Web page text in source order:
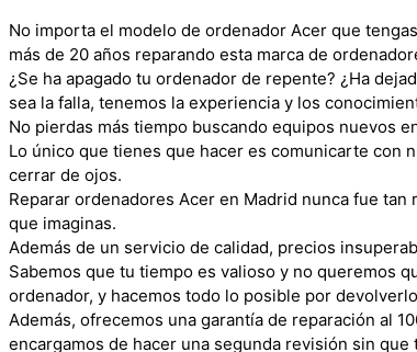
No importa el modelo de ordenador Acer que
más de 20 años reparando esta marca de
¿Se ha apagado tu ordenador de repente? ¿Ha
sea la falla, tenemos la experiencia y los
No pierdas más tiempo buscando equipos nuevos
Lo único que tienes que hacer es comunicarte con
cerrar de ojos.
Reparar ordenadores Acer en Madrid nunca fue
que imaginas.
Además de un servicio de calidad, precios
Sabemos que tu tiempo es valioso y no queremos
ordenador, y hacemos todo lo posible por
Además, ofrecemos una garantía de reparación al
encargamos de hacer una segunda revisión sin